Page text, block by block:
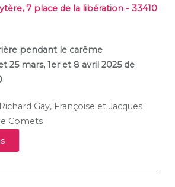
7 place de la libération - 33410
pendant le carême
25 mars, 1er et 8 avril 2025 de
Gay, Françoise et Jacques
Comets